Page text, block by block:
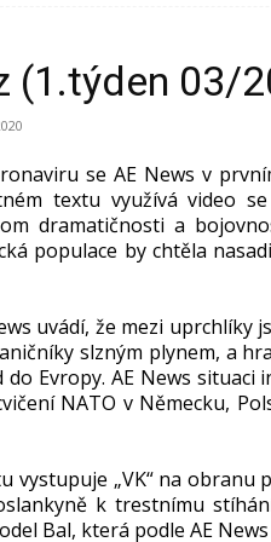
(1.týden 03/
se AE News v
textu využívá video
dramatičnosti a
populace by chtěla
uvádí, že mezi
slzným plynem, a
Evropy. AE News
NATO v Německu,
vystupuje „VK“ na obranu
k trestnímu
Bal, která podle AE